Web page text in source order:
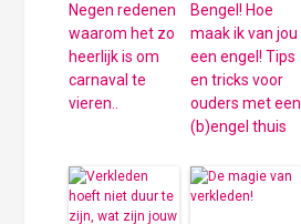
Negen redenen
waarom het zo
heerlijk is om
carnaval te
vieren..
Bengel! Hoe
maak ik van jou
een engel! Tips
en tricks voor
ouders met een
(b)engel thuis